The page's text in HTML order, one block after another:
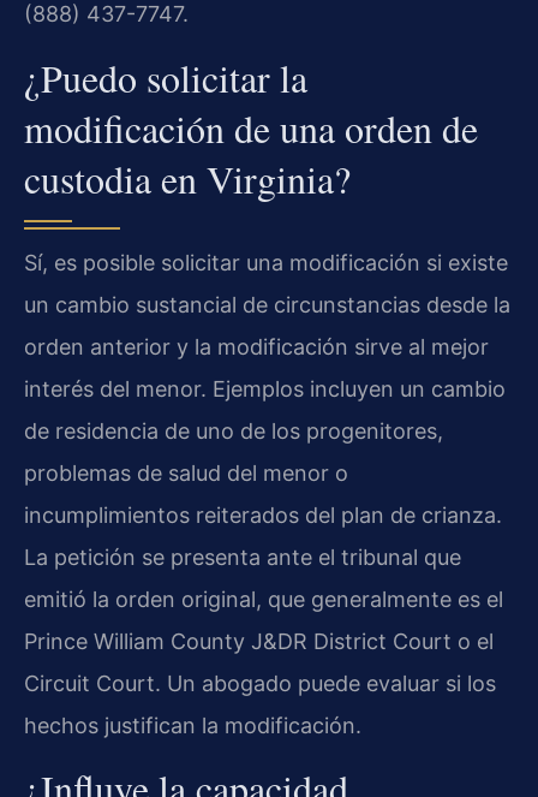
(888) 437-7747.
¿Puedo solicitar la
modificación de una orden de
custodia en Virginia?
Sí, es posible solicitar una modificación si existe
un cambio sustancial de circunstancias desde la
orden anterior y la modificación sirve al mejor
interés del menor. Ejemplos incluyen un cambio
de residencia de uno de los progenitores,
problemas de salud del menor o
incumplimientos reiterados del plan de crianza.
La petición se presenta ante el tribunal que
emitió la orden original, que generalmente es el
Prince William County J&DR District Court o el
Circuit Court. Un abogado puede evaluar si los
hechos justifican la modificación.